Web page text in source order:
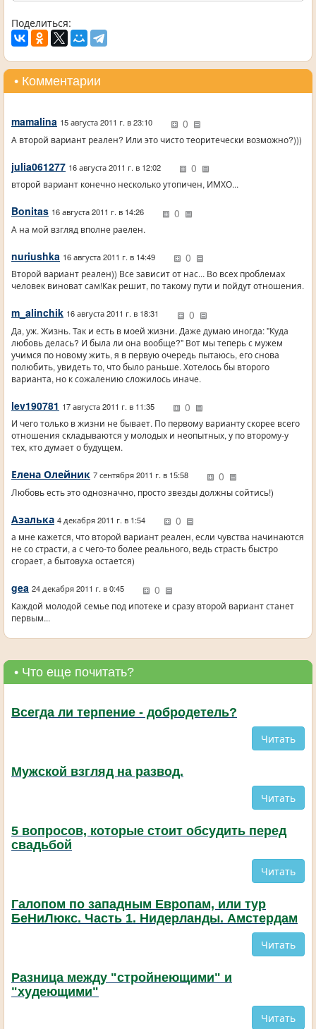
Поделиться:
• Комментарии
mamalina 15 августа 2011 г. в 23:10 0
А второй вариант реален? Или это чисто теоритечески возможно?)))
julia061277 16 августа 2011 г. в 12:02 0
второй вариант конечно несколько утопичен, ИМХО...
Bonitas 16 августа 2011 г. в 14:26 0
А на мой взгляд вполне раелен.
nuriushka 16 августа 2011 г. в 14:49 0
Второй вариант реален)) Все зависит от нас... Во всех проблемах
человек виноват сам!Как решит, по такому пути и пойдут отношения.
m_alinchik 16 августа 2011 г. в 18:31 0
Да, уж. Жизнь. Так и есть в моей жизни. Даже думаю иногда: "Куда
любовь делась? И была ли она вообще?" Вот мы теперь с мужем
учимся по новому жить, я в первую очередь пытаюсь, его снова
полюбить, увидеть то, что было раньше. Хотелось бы второго
варианта, но к сожалению сложилось иначе.
lev190781 17 августа 2011 г. в 11:35 0
И чего только в жизни не бывает. По первому варианту скорее всего
отношения складываются у молодых и неопытных, у по второму-у
тех, кто думает о будущем.
Елена Олейник 7 сентября 2011 г. в 15:58 0
Любовь есть это однозначно, просто звезды должны сойтись!)
Азалька 4 декабря 2011 г. в 1:54 0
а мне кажется, что второй вариант реален, если чувства начинаются
не со страсти, а с чего-то более реального, ведь страсть быстро
сгорает, а бытовуха остается)
gea 24 декабря 2011 г. в 0:45 0
Каждой молодой семье под ипотеке и сразу второй вариант станет
первым...
• Что еще почитать?
Всегда ли терпение - добродетель?
Читать
Мужской взгляд на развод.
Читать
5 вопросов, которые стоит обсудить перед
свадьбой
Читать
Галопом по западным Европам, или тур
БеНиЛюкс. Часть 1. Нидерланды. Амстердам
Читать
Разница между "стройнеющими" и
"худеющими"
Читать